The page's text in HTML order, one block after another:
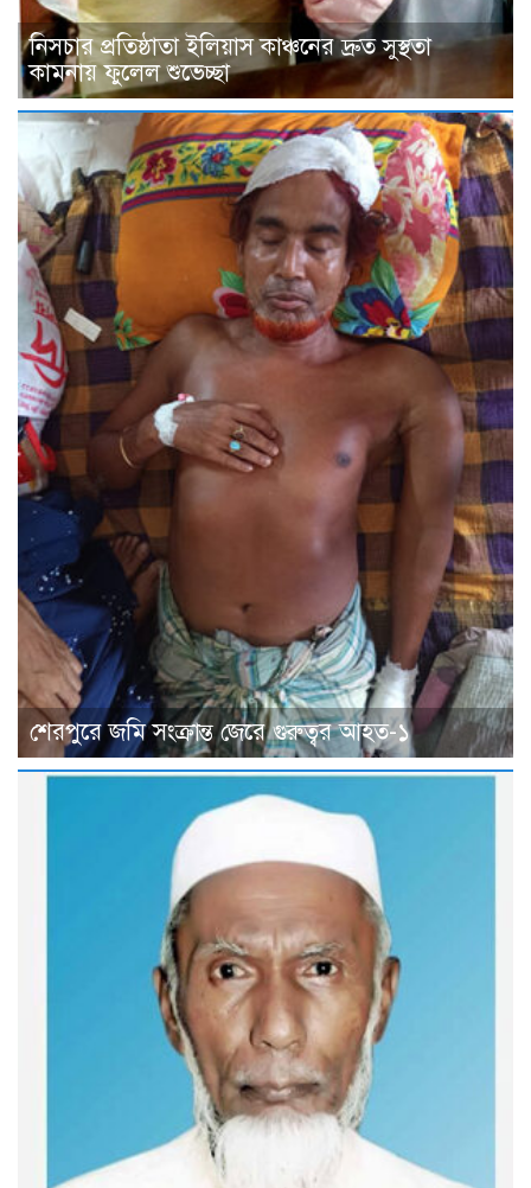
নিসচার প্রতিষ্ঠাতা ইলিয়াস কাঞ্চনের দ্রুত সুস্থতা
কামনায় ফুলেল শুভেচ্ছা
শেরপুরে জমি সংক্রান্ত জেরে গুরুত্বর আহত-১